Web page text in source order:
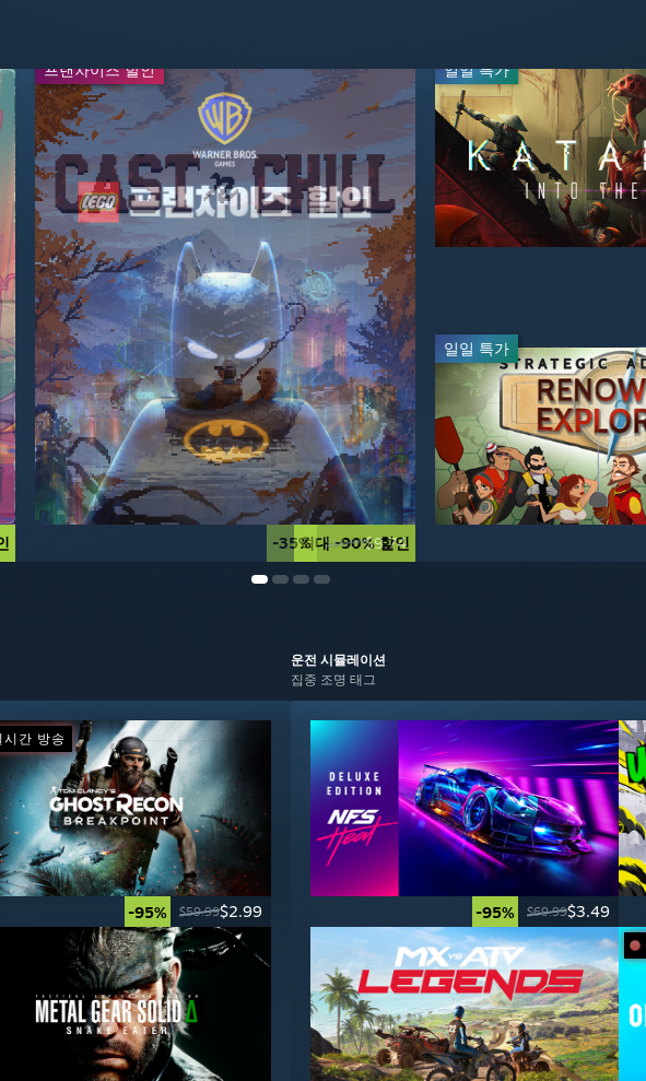
프랜차이즈 할인
최대 -90% 할인
일일 특가
일일 특가
주말 특가
-35% $14.99$9.74
실시간 방송
-67% $69.99$23.09
-60% $69.99$27.99
-20% $24.99$19.99
-20% $49.99$39.99
-95% $59.99$2.99
시간 방송
운전 시뮬레이션
집중 조명 태그
-95% $69.99$3.49